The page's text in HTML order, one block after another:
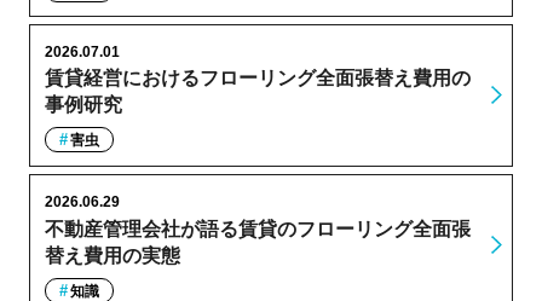
賃貸経営におけるフローリング全面張替え費用の
事例研究
2026.07.01
害虫
不動産管理会社が語る賃貸のフローリング全面張
替え費用の実態
2026.06.29
知識